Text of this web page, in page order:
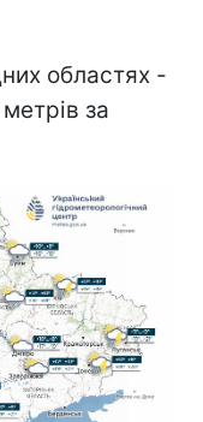
областях -
за